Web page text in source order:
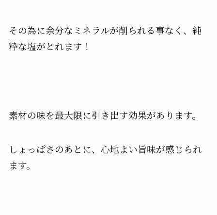
その為に余分なミネラルが削られる事なく、純
粋な塩がとれます！
素材の味を最大限に引き出す効果があります。
しょっぱさのあとに、心地よい旨味が感じられ
ます。